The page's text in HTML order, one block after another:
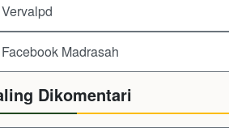
Vervalpd
Facebook Madrasah
Dikomentari